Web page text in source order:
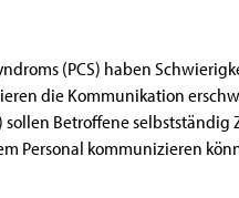
(PCS) haben
die Kommunikation
Betroffene selbstständig
Personal kommunizieren